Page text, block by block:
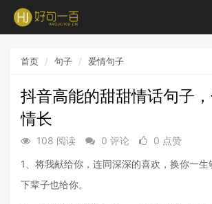
首页 句子 爱情句子
抖音高能的甜甜情话句子
情长
108 阅读 0 评论
0 点赞
1、将我献给你，连同深深的喜欢，换你一
下辈子也给你。